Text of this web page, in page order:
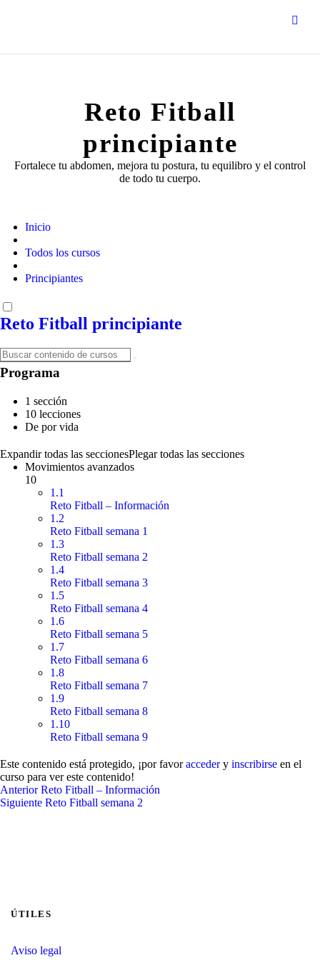
Reto Fitball
principiante
Fortalece tu abdomen, mejora tu postura, tu equilibro y el control
de todo tu cuerpo.
Inicio
Todos los cursos
Principiantes
Reto Fitball principiante
Programa
1 sección
10 lecciones
De por vida
Expandir todas las seccionesPlegar todas las secciones
Movimientos avanzados
10
1.1
Reto Fitball – Información
1.2
Reto Fitball semana 1
1.3
Reto Fitball semana 2
1.4
Reto Fitball semana 3
1.5
Reto Fitball semana 4
1.6
Reto Fitball semana 5
1.7
Reto Fitball semana 6
1.8
Reto Fitball semana 7
1.9
Reto Fitball semana 8
1.10
Reto Fitball semana 9
Este contenido está protegido, ¡por favoraccedery inscribirse en el
curso para ver este contenido!
Anterior Reto Fitball – Información
Siguiente Reto Fitball semana 2
ÚTILES
Aviso legal